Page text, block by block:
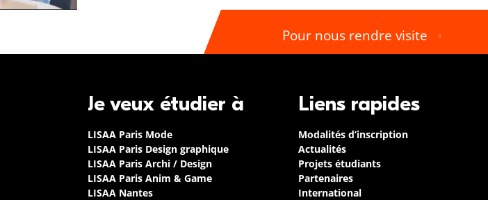
Pour nous rendre visite
Je veux étudier à
LISAA Paris Mode
LISAA Paris Design graphique
LISAA Paris Archi / Design
LISAA Paris Anim & Game
LISAA Nantes
Liens rapides
Modalités d’inscription
Actualités
Projets étudiants
Partenaires
International